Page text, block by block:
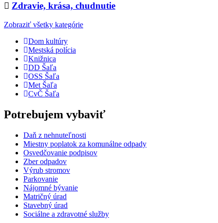
Zdravie, krása, chudnutie
Zobraziť všetky kategórie
Dom kultúry
Mestská polícia
Knižnica
DD Šaľa
OSS Šaľa
Met Šaľa
CvČ Šaľa
Potrebujem vybaviť
Daň z nehnuteľnosti
Miestny poplatok za komunálne odpady
Osvedčovanie podpisov
Zber odpadov
Výrub stromov
Parkovanie
Nájomné bývanie
Matričný úrad
Stavebný úrad
Sociálne a zdravotné služby